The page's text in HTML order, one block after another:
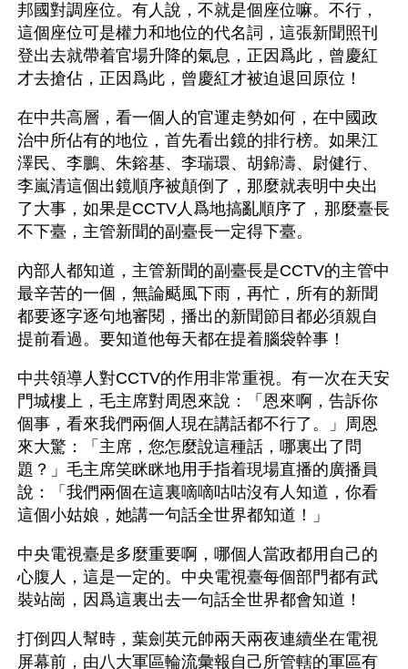
邦國對調座位。有人說，不就是個座位嘛。不行，
這個座位可是權力和地位的代名詞，這張新聞照刊
登出去就帶着官場升降的氣息，正因爲此，曾慶紅
才去搶佔，正因爲此，曾慶紅才被迫退回原位！
在中共高層，看一個人的官運走勢如何，在中國政
治中所佔有的地位，首先看出鏡的排行榜。如果江
澤民、李鵬、朱鎔基、李瑞環、胡錦濤、尉健行、
李嵐清這個出鏡順序被顛倒了，那麼就表明中央出
了大事，如果是CCTV人爲地搞亂順序了，那麼臺長
不下臺，主管新聞的副臺長一定得下臺。
內部人都知道，主管新聞的副臺長是CCTV的主管中
最辛苦的一個，無論颳風下雨，再忙，所有的新聞
都要逐字逐句地審閱，播出的新聞節目都必須親自
提前看過。要知道他每天都在提着腦袋幹事！
中共領導人對CCTV的作用非常重視。有一次在天安
門城樓上，毛主席對周恩來說：「恩來啊，告訴你
個事，看來我們兩個人現在講話都不行了。」周恩
來大驚：「主席，您怎麼說這種話，哪裏出了問
題？」毛主席笑眯眯地用手指着現場直播的廣播員
說：「我們兩個在這裏嘀嘀咕咕沒有人知道，你看
這個小姑娘，她講一句話全世界都知道！」
中央電視臺是多麼重要啊，哪個人當政都用自己的
心腹人，這是一定的。中央電視臺每個部門都有武
裝站崗，因爲這裏出去一句話全世界都會知道！
打倒四人幫時，葉劍英元帥兩天兩夜連續坐在電視
屏幕前，由八大軍區輪流彙報自己所管轄的軍區有